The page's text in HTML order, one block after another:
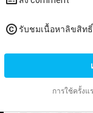
ทั้งหมด อนิเมะ